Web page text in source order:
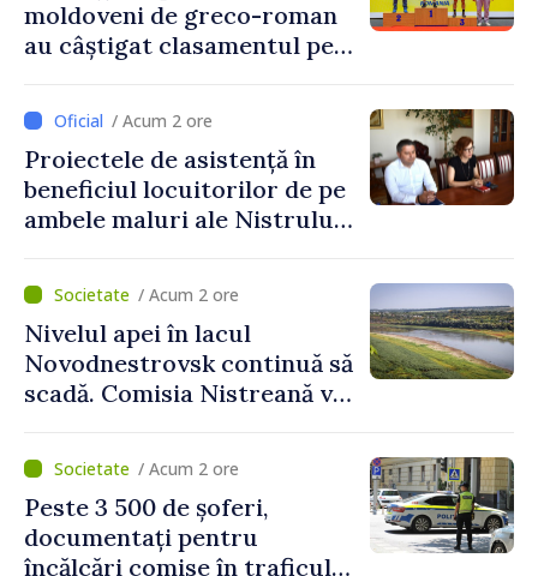
moldoveni de greco-roman
au câștigat clasamentul pe
București
/ Acum 2 ore
Proiectele de asistență în
beneficiul locuitorilor de pe
ambele maluri ale Nistrului
viceprim-ministrului cu
reprezentanta rezidentă a
PNUD în Republica Moldova,
Daniela Gasparikova
/ Acum 2 ore
Nivelul apei în lacul
Novodnestrovsk continuă să
scadă. Comisia Nistreană va
/ Acum 2 ore
Peste 3 500 de șoferi,
documentați pentru
încălcări comise în traficul